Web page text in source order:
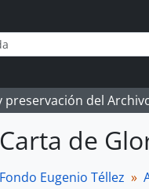
del
Carta de
Fondo Eugenio Téllez